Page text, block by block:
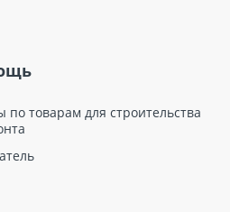
по товарам для строительства